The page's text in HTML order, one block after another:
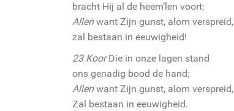
bracht Hij al de heem’len voort;
Allenwant Zijn gunst, alom verspreid,
zal bestaan in eeuwigheid!
23 KoorDie in onze lagen stand
ons genadig bood de hand;
Allenwant Zijn gunst, alom verspreid,
Zal bestaan in eeuwigheid.